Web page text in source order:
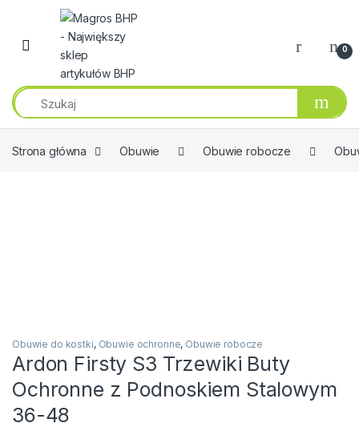
Przejdź do nawigacji
Przeskocz do treści
0
Strona główna Obuwie Obuwie robocze
Obuwie do kostki, Obuwie ochronne, Obuwie robocze
Ardon Firsty S3 Trzewiki Buty
Ochronne z Podnoskiem Stalowym
36-48